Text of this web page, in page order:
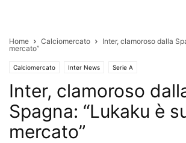
Home Calciomercato
Inter, clamoroso dalla
mercato”
Calciomercato Inter News Serie A
Inter, clamoroso
Spagna: “Lukaku è
mercato”